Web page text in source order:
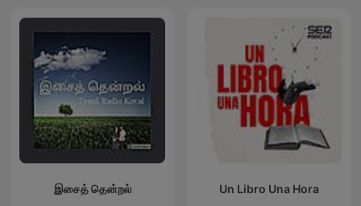
இசைத் தென்றல் Un Libro Una Hora